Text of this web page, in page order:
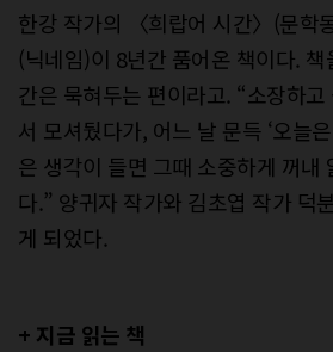
한강 작가의 〈희랍어 시간〉(문학
(닉네임)이 8년간 품어온 책이다.
간은 묵혀두는 편이라고. “소장하
서 모셔뒀다가, 어느 날 문득 ‘오늘
은 생각이 들면 그때 소중하게 꺼내
다.” 양귀자 작가와 김초엽 작가 덕
게 되었다.
+ 지금 읽는 책